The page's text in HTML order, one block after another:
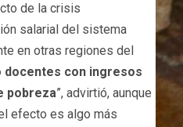
de la crisis
salarial del sistema
en otras regiones del
docentes con ingresos
pobreza”, advirtió, aunque
efecto es algo más